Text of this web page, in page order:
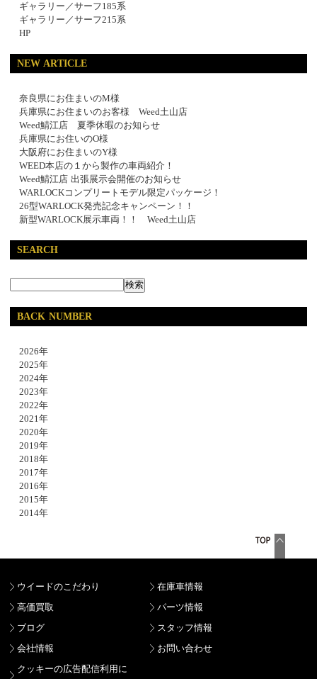
ギャラリー／サーフ185系
ギャラリー／サーフ215系
HP
NEW ARTICLE
奈良県にお住まいのM様
兵庫県にお住まいのお客様 Weed土山店
Weed鯖江店 夏季休暇のお知らせ
兵庫県にお住いのO様
大阪府にお住まいのY様
WEED本店の１から製作の車両紹介！
Weed鯖江店 出張展示会開催のお知らせ
WARLOCKコンプリートモデル限定パッケージ！
26型WARLOCK発売記念キャンペーン！！
新型WARLOCK展示車両！！ Weed土山店
SEARCH
BACK NUMBER
2026年
2025年
2024年
2023年
2022年
2021年
2020年
2019年
2018年
2017年
2016年
2015年
2014年
ウイードのこだわり
在庫車情報
高価買取
パーツ情報
ブログ
スタッフ情報
会社情報
お問い合わせ
クッキーの広告配信利用に